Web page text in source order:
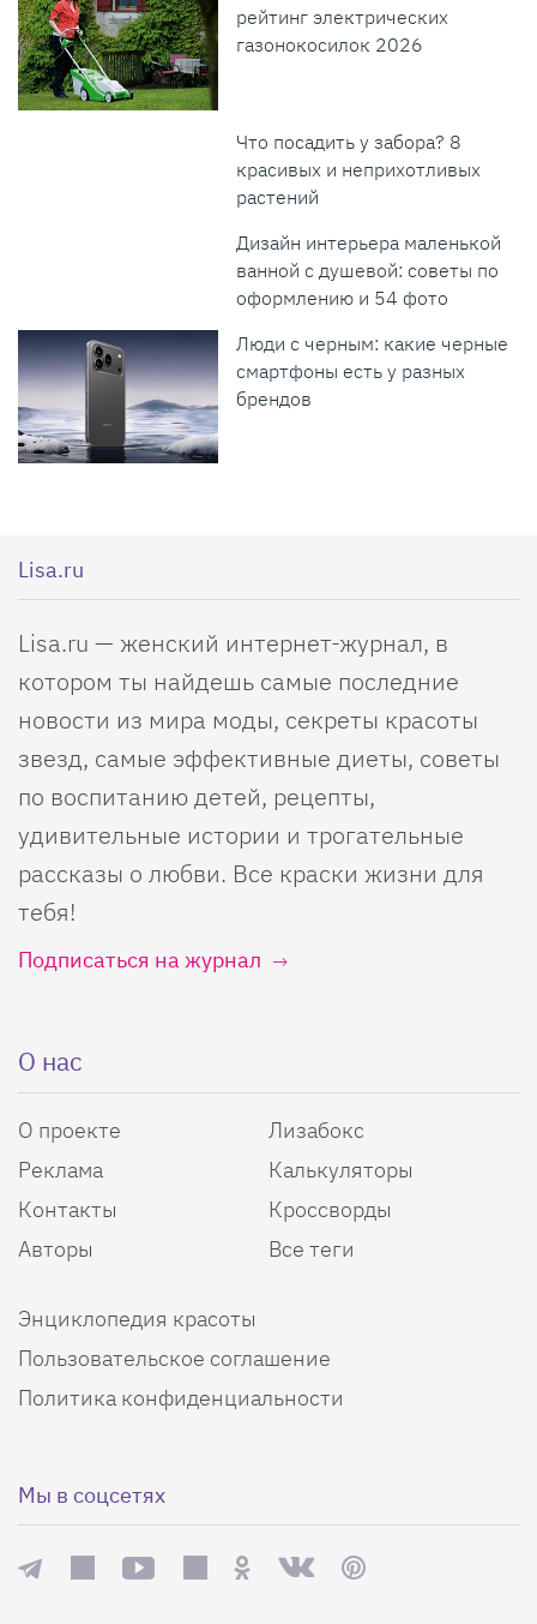
рейтинг электрических
газонокосилок 2026
Что посадить у забора? 8
красивых и неприхотливых
растений
Дизайн интерьера маленькой
ванной с душевой: советы по
оформлению и 54 фото
Люди с черным: какие черные
смартфоны есть у разных
брендов
Lisa.ru
Lisa.ru — женский интернет-журнал, в
котором ты найдешь самые последние
новости из мира моды, секреты красоты
звезд, самые эффективные диеты, советы
по воспитанию детей, рецепты,
удивительные истории и трогательные
рассказы о любви. Все краски жизни для
тебя!
Подписаться на журнал
О нас
О проекте
Реклама
Контакты
Авторы
Лизабокс
Калькуляторы
Кроссворды
Все теги
Энциклопедия красоты
Пользовательское соглашение
Политика конфиденциальности
Мы в соцсетях